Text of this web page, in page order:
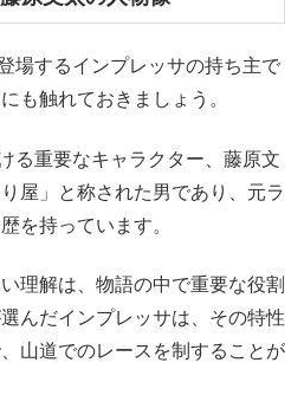
場するインプレッサの持ち主で
も触れておきましょう。
る重要なキャラクター、藤原文
屋」と称された男であり、元ラ
を持っています。
理解は、物語の中で重要な役割
んだインプレッサは、その特性
山道でのレースを制することが